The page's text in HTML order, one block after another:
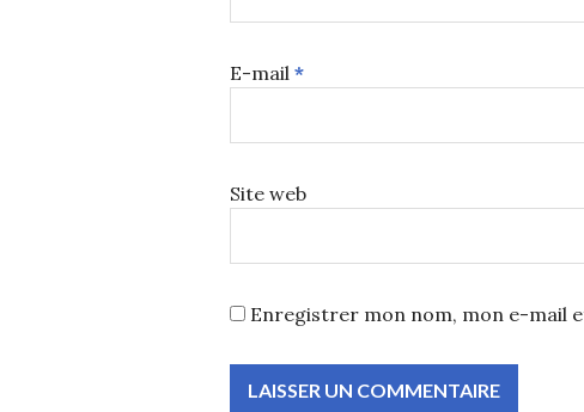
E-mail *
Site web
Enregistrer mon nom, mon e-mail